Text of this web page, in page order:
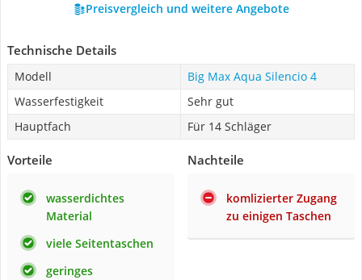
Preisvergleich und weitere Angebote
Technische Details
Modell
Big Max Aqua Silencio 4
Wasserfestigkeit
Sehr gut
Hauptfach
Für 14 Schläger
Vorteile
wasserdichtes
Material
viele Seitentaschen
geringes
Nachteile
komlizierter Zugang
zu einigen Taschen